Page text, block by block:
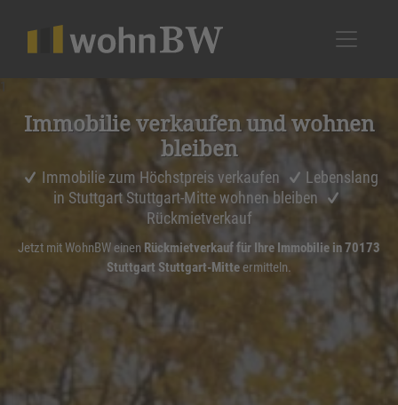
Immobilie verkaufen und wohnen
bleiben
Immobilie zum Höchstpreis verkaufen
Lebenslang
in Stuttgart Stuttgart-Mitte wohnen bleiben
Rückmietverkauf
Jetzt mit WohnBW einen Rückmietverkauf für Ihre Immobilie in 70173
Stuttgart Stuttgart-Mitte ermitteln.